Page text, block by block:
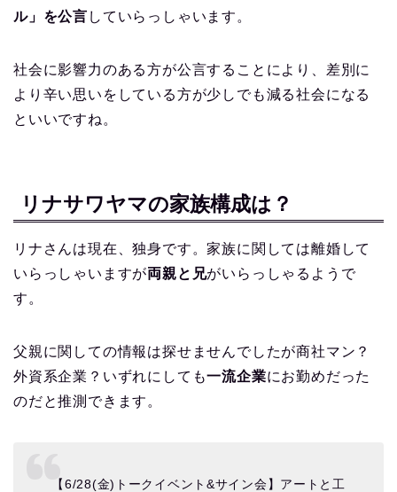
ル」を公言 していらっしゃいます。
社会に影響力のある方が公言することにより、差別に
より辛い思いをしている方が少しでも減る社会になる
といいですね。
リナサワヤマの家族構成は？
リナさんは現在、独身です。家族に関しては離婚して
いらっしゃいますが両親と兄がいらっしゃるようで
す。
父親に関しての情報は探せませんでしたが商社マン？
外資系企業？いずれにしても一流企業にお勤めだった
のだと推測できます。
【6/28(金)トークイベント&サイン会】アートと工